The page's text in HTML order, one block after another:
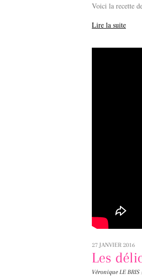
Voici la recette
Lire la suite
27 JANVIER 2016
Les
Véronique LE BRIS